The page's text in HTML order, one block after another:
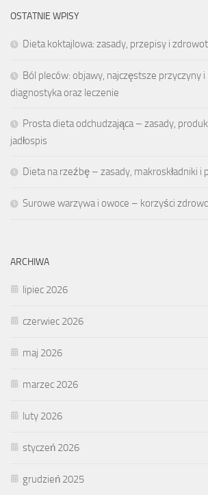
OSTATNIE WPISY
Dieta koktajlowa: zasady, przepisy i
Ból pleców: objawy, najczęstsze przyczyny
diagnostyka oraz leczenie
Prosta dieta odchudzająca – zasady,
jadłospis
Dieta na rzeźbę – zasady, makroskładniki i
Surowe warzywa i owoce – korzyści
ARCHIWA
lipiec 2026
czerwiec 2026
maj 2026
marzec 2026
luty 2026
styczeń 2026
grudzień 2025